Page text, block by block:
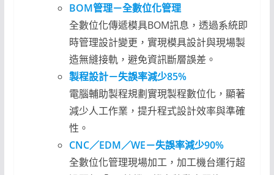
BOM管理－全數位化管理
全數位化傳遞模具BOM訊息，透過系統即
時管理設計變更，實現模具設計與現場製
造無縫接軌，避免資訊斷層誤差。
製程設計－失誤率減少85%
電腦輔助製程規劃實現製程數位化，顯著
減少人工作業，提升程式設計效率與準確
性。
CNC／EDM／WE－失誤率減少90%
全數位化管理現場加工，加工機台運行超